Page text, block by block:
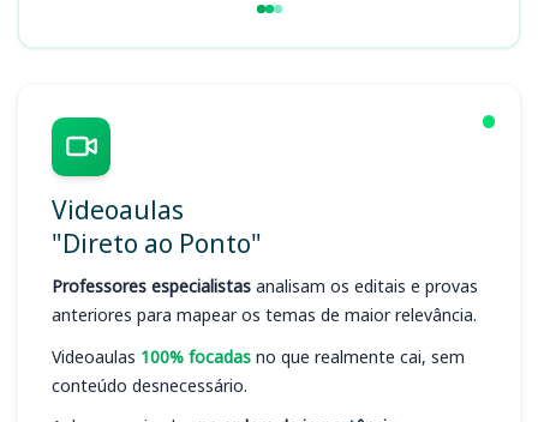
Videoaulas
"Direto ao Ponto"
Professores especialistas analisam os editais e provas
anteriores para mapear os temas de maior relevância.
Videoaulas 100% focadas no que realmente cai, sem
conteúdo desnecessário.